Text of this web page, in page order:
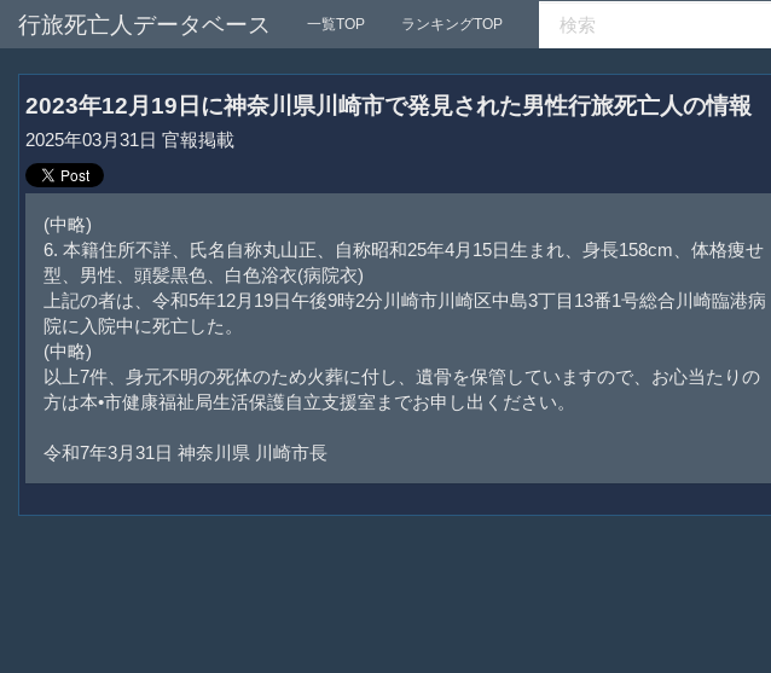
行旅死亡人データベース 一覧TOP ランキングTOP
2023年12月19日に神奈川県川崎市で発見された男性行旅死亡人の情報
2025年03月31日 官報掲載
(中略)
6. 本籍住所不詳、氏名自称丸山正、自称昭和25年4月15日生まれ、身長158cm、体格痩せ
型、男性、頭髪黒色、白色浴衣(病院衣)
上記の者は、令和5年12月19日午後9時2分川崎市川崎区中島3丁目13番1号総合川崎臨港病
院に入院中に死亡した。
(中略)
以上7件、身元不明の死体のため火葬に付し、遺骨を保管していますので、お心当たりの
方は本•市健康福祉局生活保護自立支援室までお申し出ください。
令和7年3月31日 神奈川県 川崎市長